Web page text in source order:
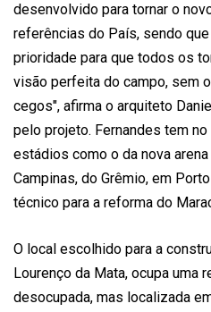
desenvolvido para tornar o
referências do País, sendo
prioridade para que todos os
visão perfeita do campo, sem
cegos", afirma o arquiteto
pelo projeto. Fernandes tem
estádios como o da nova
Campinas, do Grêmio, em
técnico para a reforma do
O local escolhido para a
Lourenço da Mata, ocupa uma
desocupada, mas localizada